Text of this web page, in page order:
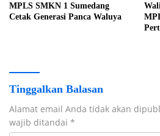
MPLS SMKN 1 Sumedang
Cetak Generasi Panca Waluya
Tinggalkan Balasan
Alamat email Anda tidak akan
wajib ditandai *